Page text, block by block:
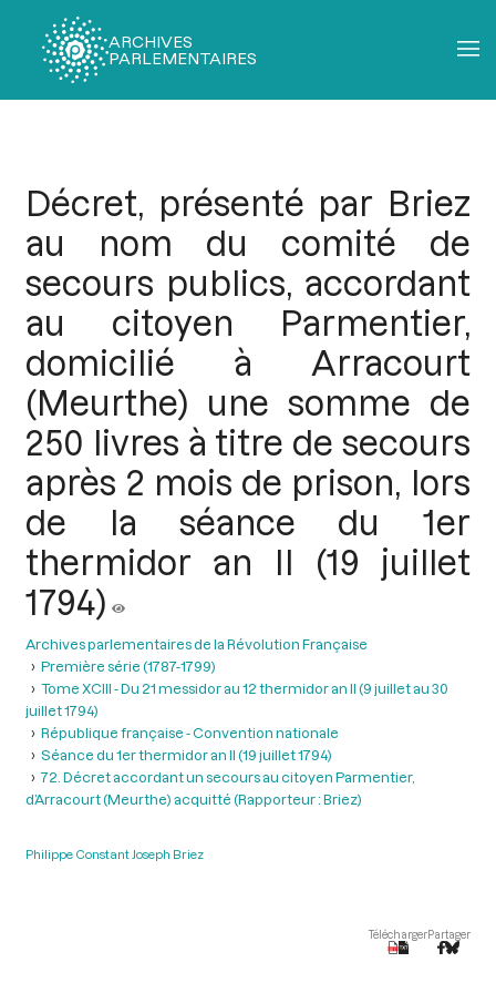
ARCHIVES
PARLEMENTAIRES
Décret, présenté par Briez
au nom du comité de
secours publics, accordant
au citoyen Parmentier,
domicilié à Arracourt
(Meurthe) une somme de
250 livres à titre de secours
après 2 mois de prison, lors
de la séance du 1er
thermidor an II (19 juillet
1794)
Archives parlementaires de la Révolution Française
Première série (1787-1799)
Tome XCIII - Du 21 messidor au 12 thermidor an II (9 juillet au 30
juillet 1794)
République française - Convention nationale
Séance du 1er thermidor an II (19 juillet 1794)
72. Décret accordant un secours au citoyen Parmentier,
d’Arracourt (Meurthe) acquitté (Rapporteur : Briez)
Philippe Constant Joseph Briez
TéléchargerPartager